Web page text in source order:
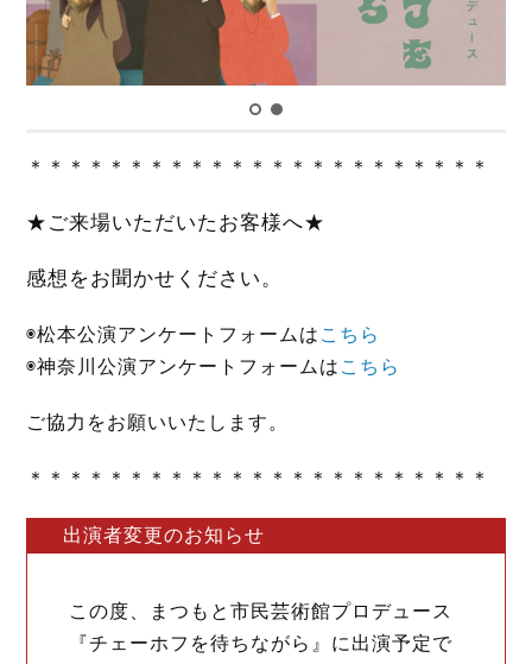
＊＊＊＊＊＊＊＊＊＊＊＊＊＊＊＊＊＊＊＊＊＊＊
★ご来場いただいたお客様へ★
感想をお聞かせください。
◉松本公演アンケートフォームは こちら
◉神奈川公演アンケートフォームは こちら
ご協力をお願いいたします。
＊＊＊＊＊＊＊＊＊＊＊＊＊＊＊＊＊＊＊＊＊＊＊
出演者変更のお知らせ
この度、まつもと市民芸術館プロデュース
『チェーホフを待ちながら』に出演予定で